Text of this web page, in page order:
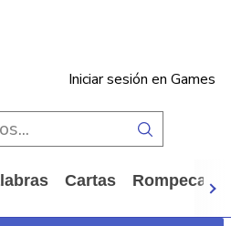
Iniciar sesión en Games
Cartas